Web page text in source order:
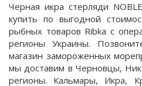
Черная икра стерляди
купить по выгодной
рыбных товаров Ribka с
регионы Украины.
магазин замороженных
мы доставим в Черновцы,
регионы. Кальмары, Икра,